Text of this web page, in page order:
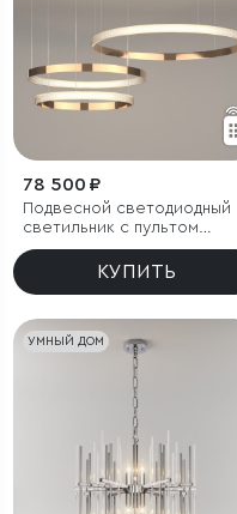
78 500 ₽
Подвесной светодиодный
светильник с пультом
управления
КУПИТЬ
УМНЫЙ ДОМ